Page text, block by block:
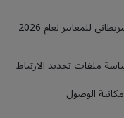
للمعايير لعام 2026
ملفات تحديد الارتباط
الوصول